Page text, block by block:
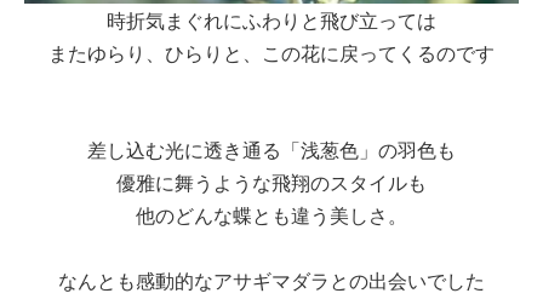
時折気まぐれにふわりと飛び立っては
またゆらり、ひらりと、この花に戻ってくるのです
差し込む光に透き通る「浅葱色」の羽色も
優雅に舞うような飛翔のスタイルも
他のどんな蝶とも違う美しさ。
なんとも感動的なアサギマダラとの出会いでした